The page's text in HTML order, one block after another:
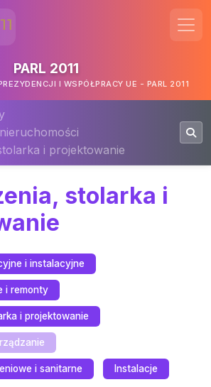
PARL 2011
I WSPÓŁPRACY UE - PARL 2011
i projektowanie
stolarka i
i instalacyjne
i remonty
i projektowanie
i sanitarne Instalacje